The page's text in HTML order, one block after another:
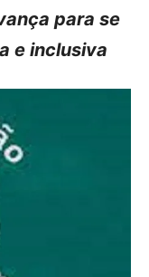
para se
e inclusiva